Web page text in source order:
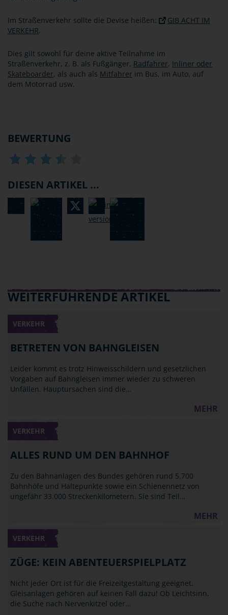
Im Straßenverkehr sollte die Devise heißen:
GIB ACHT IM
VERKEHR.
Dies gilt sowohl für deine aktive Teilnahme im
Straßenverkehr, z. B. als Fußgänger, Radfahrer, Inliner oder
Skateboarder, als auch als Mitfahrer im Bus, im Auto, auf
dem Motorrad usw.
BEWERTUNG
DIESEN ARTIKEL ...
WEITERFÜHRENDE ARTIKEL
VERKEHR
BETRETEN VON BAHNGLEISEN
Leider kommt es trotz Hinweisschildern und gesetzlichen
Vorgaben auf Bahngleisen immer wieder zu schweren
Unfällen. Hauptursachen sind die…
MEHR
VERKEHR
ALLES RUND UM DEN BAHNHOF
Zu den Bahnanlagen des Bundes gehören rund 5.700
Bahnhöfe und Haltepunkte sowie ein Schienennetz von
ungefähr 33.000 Streckenkilometern. Sie sind Teil…
MEHR
VERKEHR
ZÜGE: KEIN ABENTEUERSPIELPLATZ
Nicht jeder Ort ist für die Freizeitgestaltung geeignet.
Gleisanlagen gehören auf keinen Fall dazu! Ob Leichtsinn,
die Suche nach Nervenkitzel oder…